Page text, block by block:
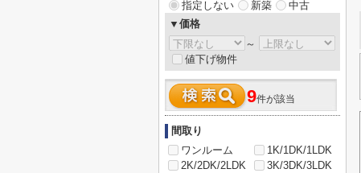
指定しない 新築
中古
▼価格
～
値下げ物件
9件が該当
間取り
ワンルーム
1K/1DK/1LDK
2K/2DK/2LDK
3K/3DK/3LDK